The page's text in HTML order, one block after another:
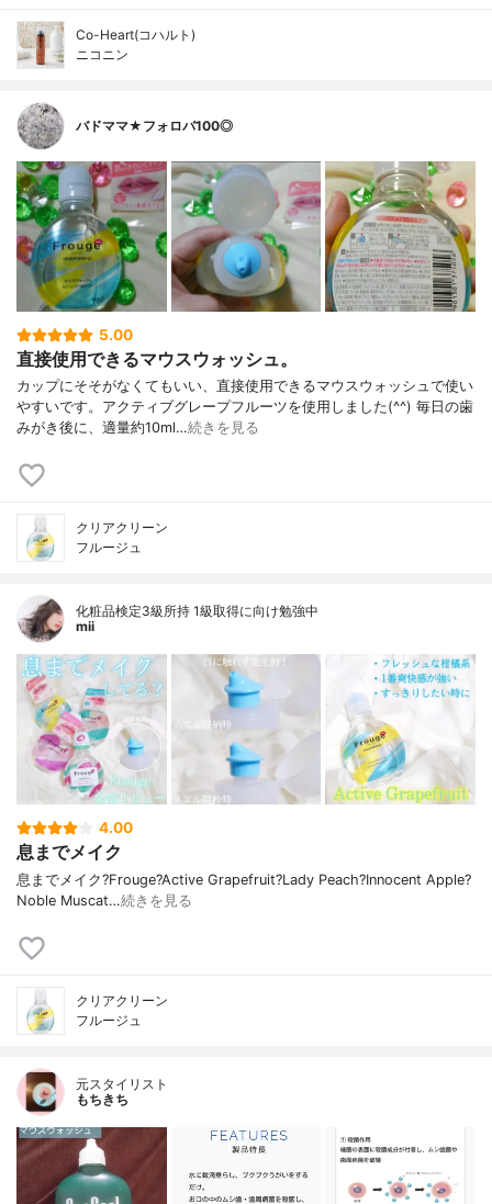
Co-Heart(コハルト)
ニコニン
バドママ★フォロバ100◎
5.00
直接使用できるマウスウォッシュ。
カップにそそがなくてもいい、直接使用できるマウスウォッシュで使い
やすいです。アクティブグレープフルーツを使用しました(^^) 毎日の歯
みがき後に、適量約10ml…続きを見る
クリアクリーン
フルージュ
化粧品検定3級所持 1級取得に向け勉強中
mii
4.00
息までメイク
息までメイク?⁡⁡Frouge⁡⁡?Active Grapefruit⁡⁡?Lady Peach⁡⁡?Innocent Apple⁡⁡?
Noble Muscat…続きを見る
クリアクリーン
フルージュ
元スタイリスト
もちきち